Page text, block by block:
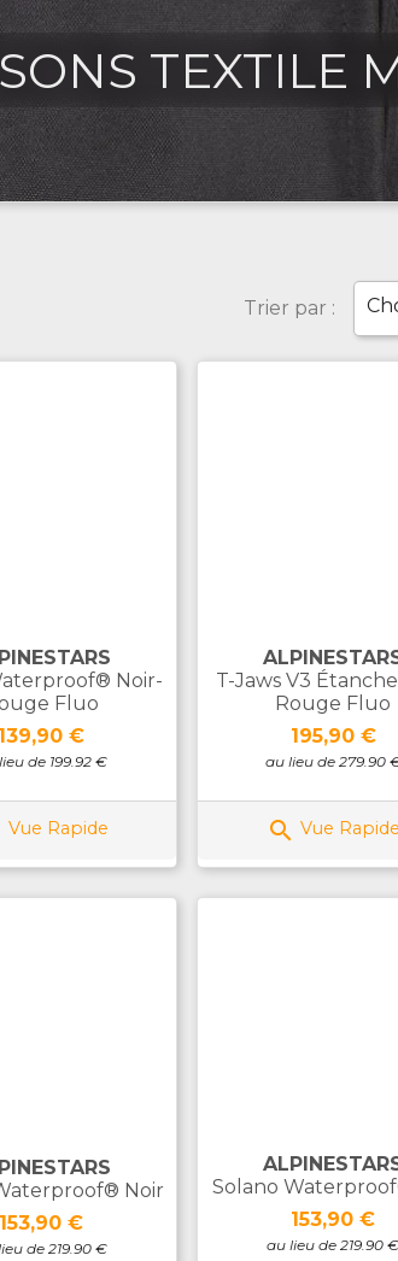
TEXTILE
Trier par :
Noir-
Fluo
Prix
139,90 €
de 199.92 €
Vue Rapide
T-Jaws V3
Rouge Fluo
Prix
195,90 €
au lieu de 279.90
 Vue Rapide
Noir
Prix
153,90 €
de 219.90 €
Solano
Prix
153,90 €
au lieu de 219.90 €